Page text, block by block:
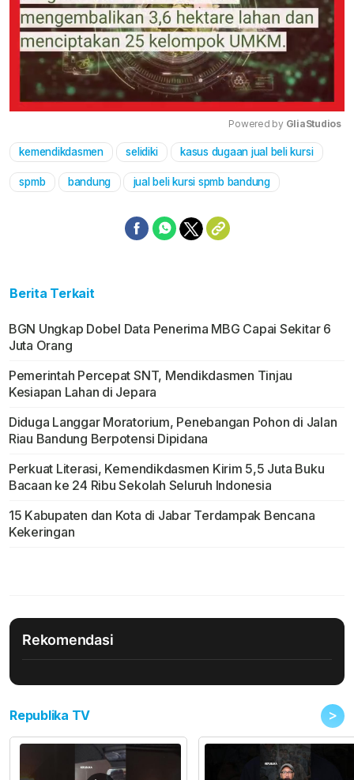
Mute
Powered by GliaStudios
kemendikdasmen selidiki kasus dugaan jual beli kursi
spmb bandung jual beli kursi spmb bandung
Berita Terkait
BGN Ungkap Dobel Data Penerima MBG Capai Sekitar 6
Juta Orang
Pemerintah Percepat SNT, Mendikdasmen Tinjau
Kesiapan Lahan di Jepara
Diduga Langgar Moratorium, Penebangan Pohon di Jalan
Riau Bandung Berpotensi Dipidana
Perkuat Literasi, Kemendikdasmen Kirim 5,5 Juta Buku
Bacaan ke 24 Ribu Sekolah Seluruh Indonesia
15 Kabupaten dan Kota di Jabar Terdampak Bencana
Kekeringan
Rekomendasi
Republika TV >